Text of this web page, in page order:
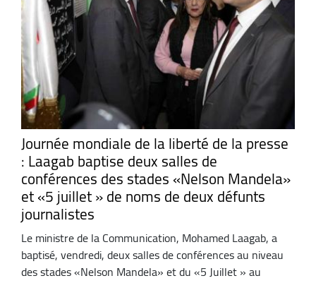
Journée mondiale de la liberté de la presse
: Laagab baptise deux salles de
conférences des stades «Nelson Mandela»
et «5 juillet » de noms de deux défunts
journalistes
Le ministre de la Communication, Mohamed Laagab, a
baptisé, vendredi, deux salles de conférences au niveau
des stades «Nelson Mandela» et du «5 Juillet » au